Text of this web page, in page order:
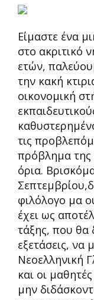
Είμαστε ένα
στο ακριτικό
ετών,
την κακή
οικονομική
τις
πρόβλημα της
όρια.
φιλόλογο μα
έχει ως
τάξης, που θα
εξετάσεις, να
Νεοελληνική
και οι
μην